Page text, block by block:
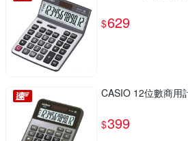
$629
CASIO 12位數商用
$399